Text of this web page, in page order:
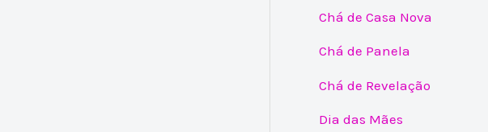
Chá de Casa Nova
Chá de Panela
Chá de Revelação
Dia das Mães